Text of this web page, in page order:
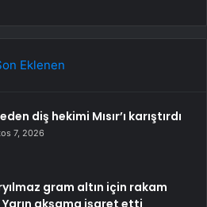
Eklenen
diş hekimi Mısır’ı karıştırdı
7, 2026
gram altın için rakam